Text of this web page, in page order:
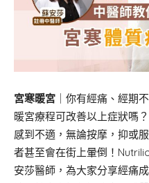
宮寒暖宮 ｜你有經痛、經期
暖宮療程可改善以上症狀嗎
感到不適，無論按摩，抑或
者甚至會在街上暈倒！
安莎醫師，為大家分享經痛